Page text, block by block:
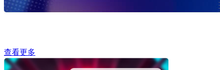
查看更多